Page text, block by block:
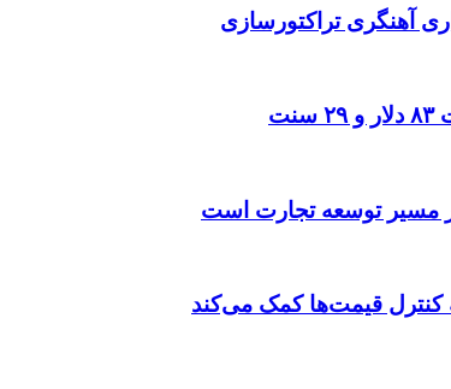
آهنگری تراکتورسازی
در مسیر توسعه تجارت است
کنترل قیمت‌ها کمک می‌کند